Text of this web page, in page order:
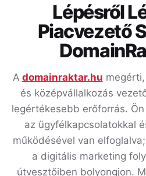
Lépésről
Piacvezető
A domainraktar.hu
és középvállalkozás
legértékesebb erőforrás.
az ügyfélkapcsolatokkal
működésével van
a digitális marketing
útvesztőiben bolyongjon.